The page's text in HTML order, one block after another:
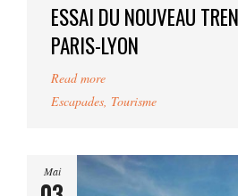
ESSAI DU NOUVEAU
PARIS-LYON
Read more
Escapades Tourisme
Mai